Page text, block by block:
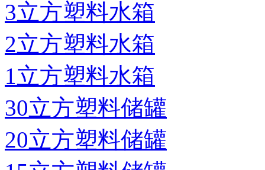
3立方塑料水箱
2立方塑料水箱
1立方塑料水箱
30立方塑料储罐
20立方塑料储罐